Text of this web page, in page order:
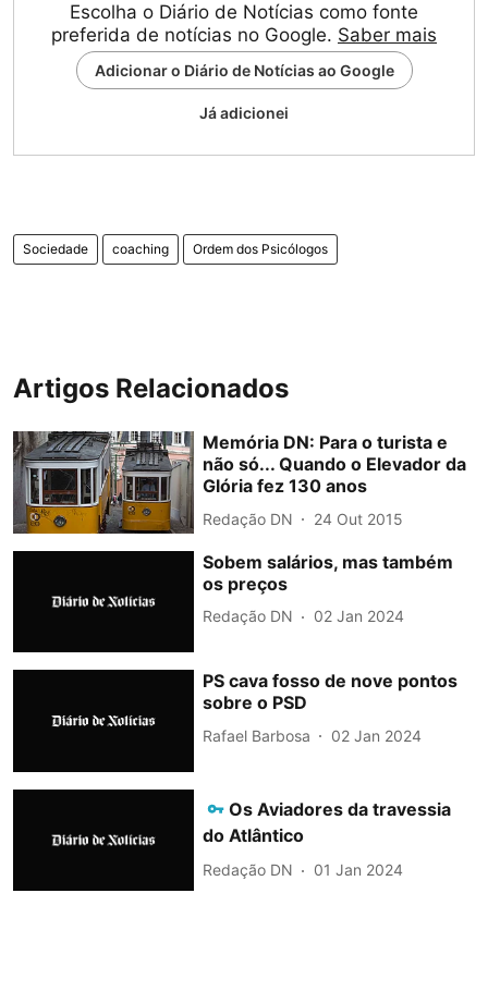
Escolha o Diário de Notícias como fonte
preferida de notícias no Google. Saber mais
Adicionar o Diário de Notícias ao Google
Já adicionei
Sociedade coaching Ordem dos Psicólogos
Artigos Relacionados
Memória DN: Para o turista e
não só... Quando o Elevador da
Glória fez 130 anos
Redação DN 24 Out 2015
Sobem salários, mas também
os preços
Redação DN 02 Jan 2024
PS cava fosso de nove pontos
sobre o PSD
Rafael Barbosa 02 Jan 2024
Os Aviadores da travessia
do Atlântico
Redação DN 01 Jan 2024